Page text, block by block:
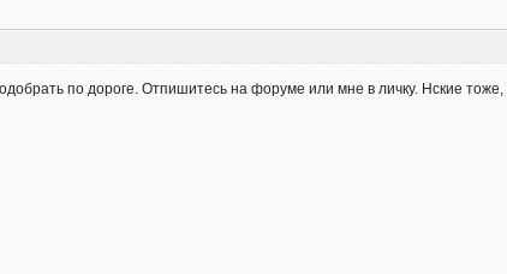
по дороге. Отпишитесь на форуме или мне в личку. Нские тоже,